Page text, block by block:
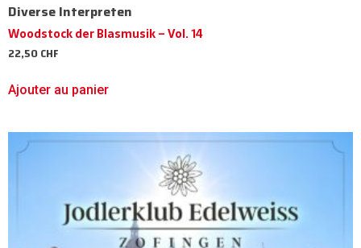
Diverse Interpreten
Woodstock der Blasmusik – Vol. 14
22,50CHF
Ajouter au panier